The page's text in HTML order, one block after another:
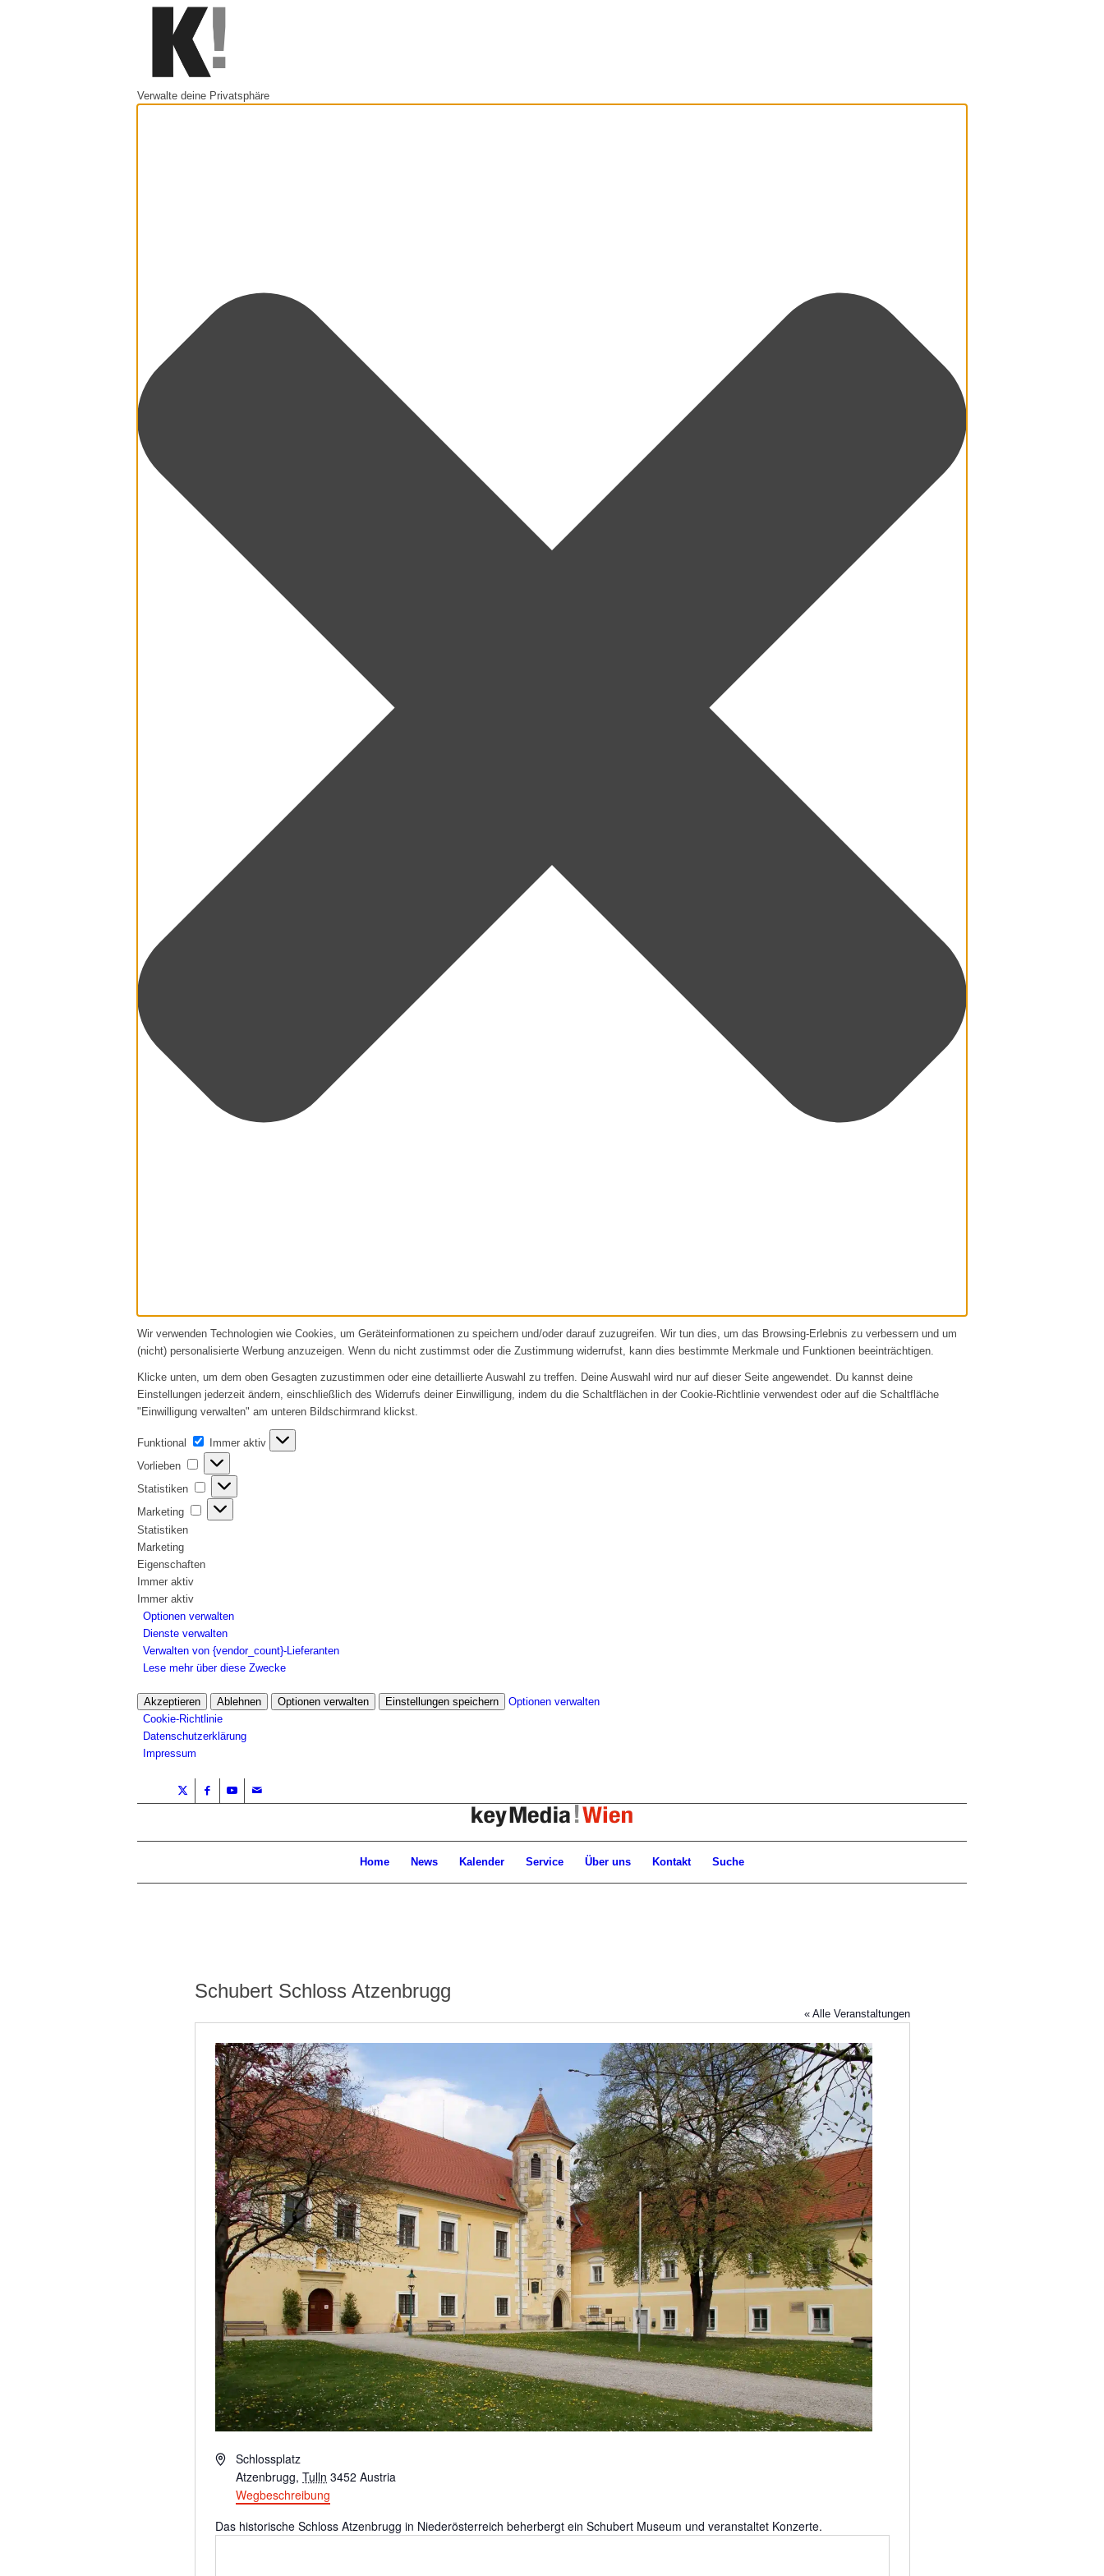
Verwalte deine Privatsphäre
Wir verwenden Technologien wie Cookies, um Geräteinformationen zu speichern und/oder darauf zuzugreifen. Wir tun dies, um das Browsing-Erlebnis zu verbessern und um
(nicht) personalisierte Werbung anzuzeigen. Wenn du nicht zustimmst oder die Zustimmung widerrufst, kann dies bestimmte Merkmale und Funktionen beeinträchtigen.
Klicke unten, um dem oben Gesagten zuzustimmen oder eine detaillierte Auswahl zu treffen. Deine Auswahl wird nur auf dieser Seite angewendet. Du kannst deine
Einstellungen jederzeit ändern, einschließlich des Widerrufs deiner Einwilligung, indem du die Schaltflächen in der Cookie-Richtlinie verwendest oder auf die Schaltfläche
"Einwilligung verwalten" am unteren Bildschirmrand klickst.
Funktional Funktional
Immer aktiv
Vorlieben
Vorlieben
Statistiken Statistiken
Marketing
Marketing
Statistiken
Marketing
Eigenschaften
Immer aktiv
Immer aktiv
Optionen verwalten
Dienste verwalten
Verwalten von {vendor_count}-Lieferanten
Lese mehr über diese Zwecke
Akzeptieren Ablehnen Optionen verwalten Einstellungen speichern
Optionen verwalten
Cookie-Richtlinie
Datenschutzerklärung
Impressum
Home News Kalender Service Über uns Kontakt Suche
Schubert Schloss Atzenbrugg
« Alle Veranstaltungen
AdresseSchlossplatz
Atzenbrugg, Tulln 3452 Austria
Wegbeschreibung
Das historische Schloss Atzenbrugg in Niederösterreich beherbergt ein Schubert Museum und veranstaltet Konzerte.